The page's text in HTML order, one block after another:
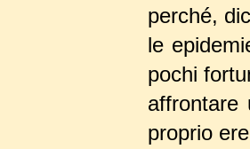
perché,
le
pochi
affrontare
proprio